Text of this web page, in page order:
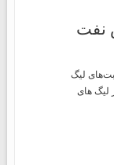
نفت
لیگ
لیگ های